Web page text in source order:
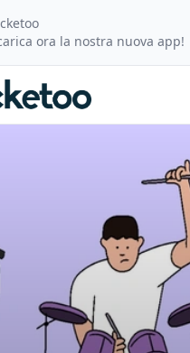
ora la nostra nuova app!